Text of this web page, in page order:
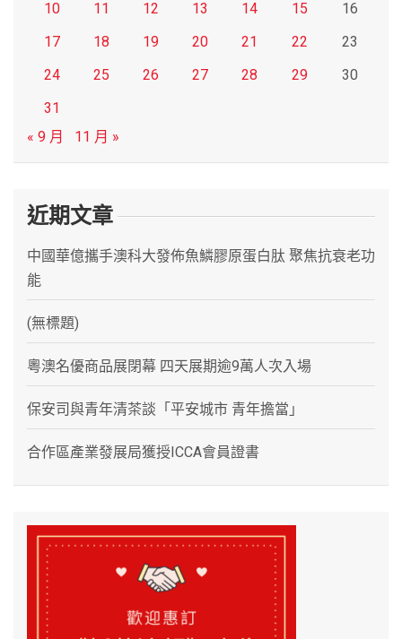
10 11 12 13 14 15
16
17
18 19 20 21 22
23
24
25 26 27 28 29
30
31
« 9 月
11 月 »
近期文章
中國華億攜手澳科大發佈魚鱗膠原蛋白肽 聚焦抗衰老功
能
(無標題)
粵澳名優商品展閉幕 四天展期逾9萬人次入場
保安司與青年清茶談「平安城市 青年擔當」
合作區產業發展局獲授ICCA會員證書